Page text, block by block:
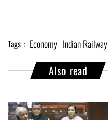
Tags : Economy Indian Railway
Also read